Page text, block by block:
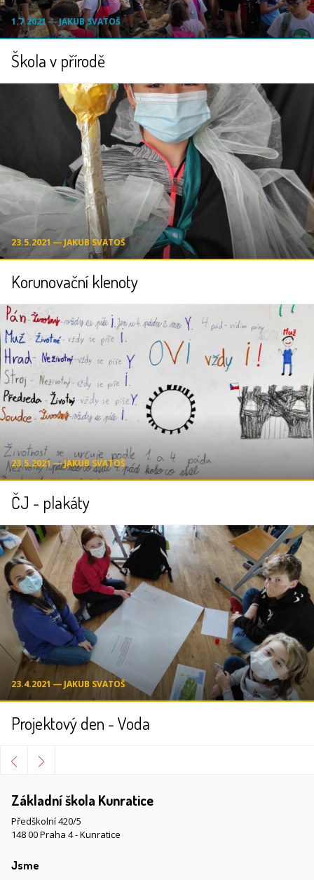
1.7.2021 ― JAKUB SVATOŠ
Škola v přírodě
23.5.2021 ― JAKUB SVATOŠ
Korunovační klenoty
23.5.2021 ― JAKUB SVATOŠ
ČJ - plakáty
23.4.2021 ― JAKUB SVATOŠ
Projektový den - Voda
Základní škola Kunratice
Předškolní 420/5
148 00 Praha 4 - Kunratice
Jsme